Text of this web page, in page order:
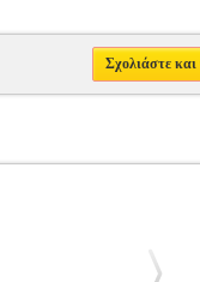
Σχολιάστε